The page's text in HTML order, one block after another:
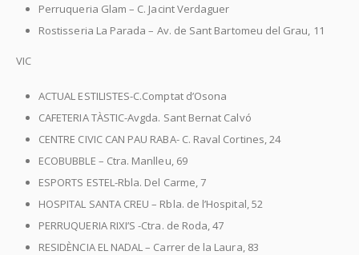
Perruqueria Glam – C. Jacint Verdaguer
Rostisseria La Parada – Av. de Sant Bartomeu del Grau, 11
VIC
ACTUAL ESTILISTES-C.Comptat d’Osona
CAFETERIA TÀSTIC-Avgda. Sant Bernat Calvó
CENTRE CIVIC CAN PAU RABA- C. Raval Cortines, 24
ECOBUBBLE – Ctra. Manlleu, 69
ESPORTS ESTEL-Rbla. Del Carme, 7
HOSPITAL SANTA CREU – Rbla. de l’Hospital, 52
PERRUQUERIA RIXI’S -Ctra. de Roda, 47
RESIDÈNCIA EL NADAL – Carrer de la Laura, 83